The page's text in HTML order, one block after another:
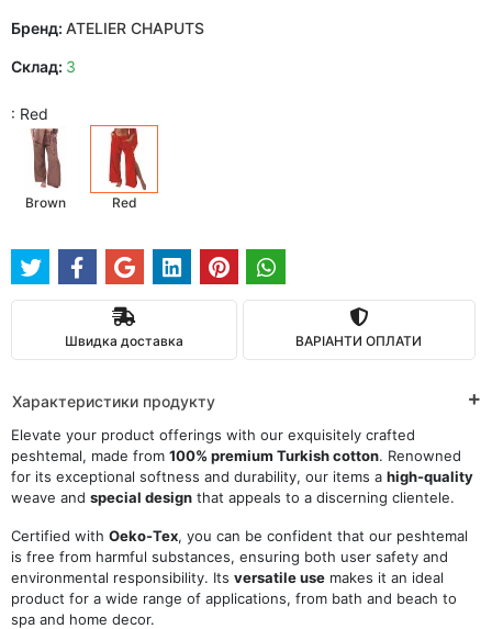
Бренд: ATELIER CHAPUTS
Склад: 3
: Red
Brown Red
Швидка доставка ВАРІАНТИ ОПЛАТИ
Характеристики продукту
Elevate your product offerings with our exquisitely crafted
peshtemal, made from 100% premium Turkish cotton. Renowned
for its exceptional softness and durability, our items a high-quality
weave and special design that appeals to a discerning clientele.
Certified with Oeko-Tex, you can be confident that our peshtemal
is free from harmful substances, ensuring both user safety and
environmental responsibility. Its versatile use makes it an ideal
product for a wide range of applications, from bath and beach to
spa and home decor.